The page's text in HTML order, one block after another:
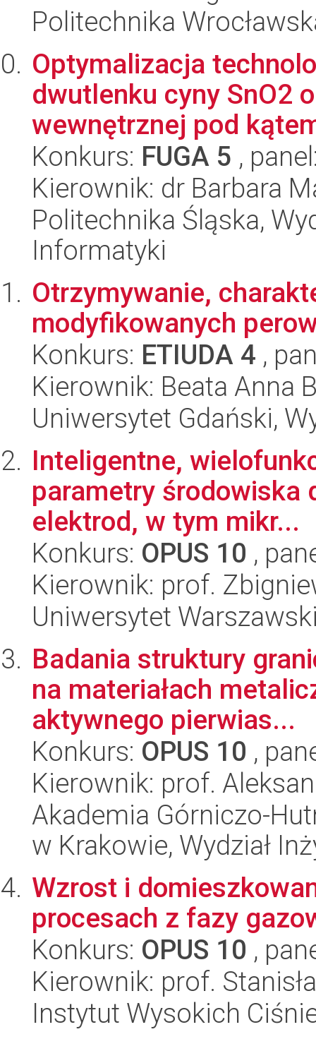
Politechnika
Optymalizacja
dwutlenku cyny SnO2
wewnętrznej pod
Konkurs: FUGA 5 ,
Kierownik: dr Barbara
Politechnika Śląska,
Informatyki
Otrzymywanie,
modyfikowanych
Konkurs: ETIUDA 4 ,
Kierownik: Beata Anna
Uniwersytet Gdański,
Inteligentne,
parametry środowiska
elektrod, w tym mikr...
Konkurs: OPUS 10 ,
Kierownik: prof.
Uniwersytet
Badania struktury
na materiałach
aktywnego pierwias...
Konkurs: OPUS 10 ,
Kierownik: prof.
Akademia Górniczo-
w Krakowie, Wydział
Wzrost i
procesach z fazy
Konkurs: OPUS 10 ,
Kierownik: prof.
Instytut Wysokich